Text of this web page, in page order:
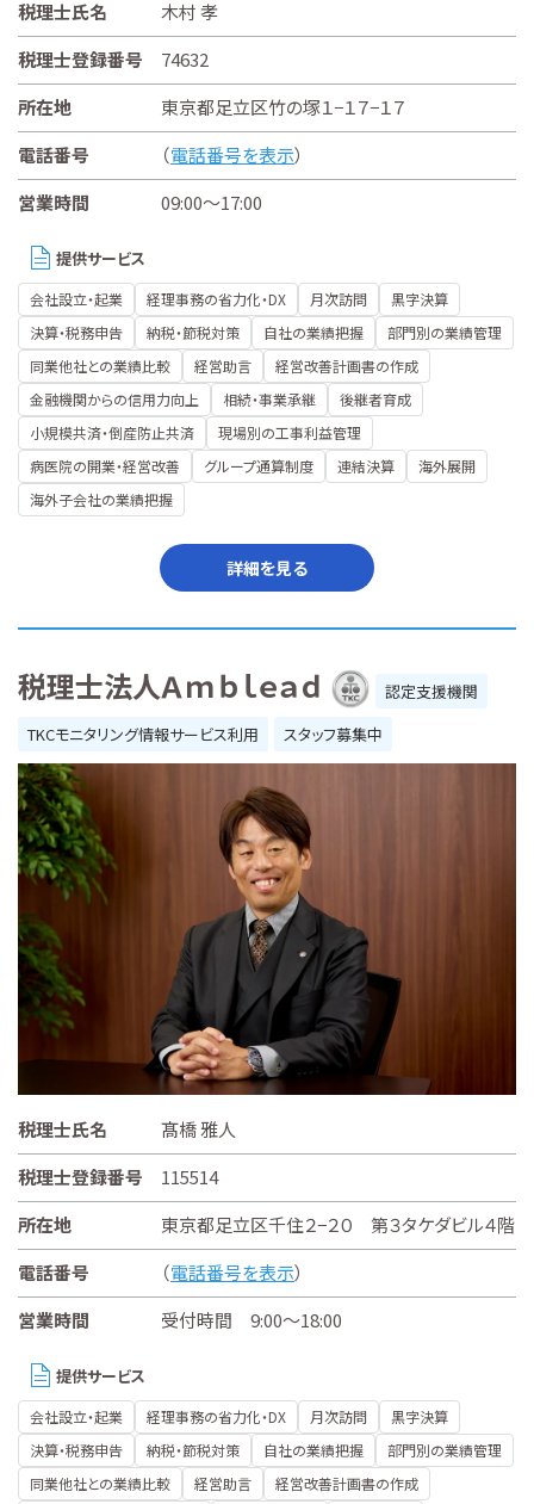
税理士氏名
木村 孝
税理士登録番号
74632
所在地
東京都足立区竹の塚１−１７−１７
電話番号
（電話番号を表示）
営業時間
09:00～17:00
提供サービス
会社設立・起業 経理事務の省力化・DX 月次訪問
黒字決算
決算・税務申告
納税・節税対策 自社の業績把握
部門別の業績管理
同業他社との業績比較
経営助言
経営改善計画書の作成
金融機関からの信用力向上
相続・事業承継
後継者育成
小規模共済・倒産防止共済
現場別の工事利益管理
病医院の開業・経営改善
グループ通算制度 連結決算
海外展開
海外子会社の業績把握
詳細を見る
税理士法人Ａｍｂｌｅａｄ
認定支援機関
TKCモニタリング情報サービス利用
スタッフ募集中
税理士氏名
髙橋 雅人
税理士登録番号
115514
所在地
東京都足立区千住２−２０ 第３タケダビル４階
電話番号
（電話番号を表示）
営業時間
受付時間 9:00～18:00
提供サービス
会社設立・起業 経理事務の省力化・DX 月次訪問
黒字決算
決算・税務申告
納税・節税対策 自社の業績把握
部門別の業績管理
同業他社との業績比較
経営助言
経営改善計画書の作成